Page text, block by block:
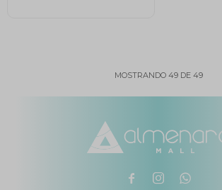
MOSTRANDO 49DE 49
  